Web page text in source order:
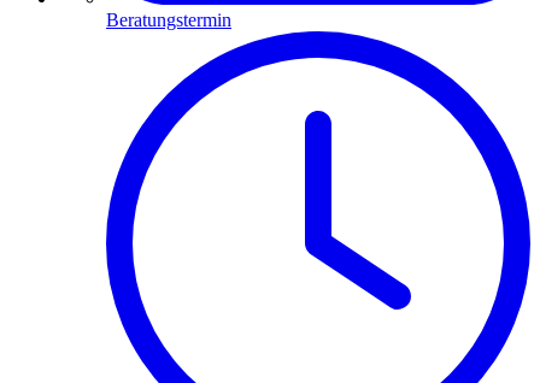
Beratungstermin